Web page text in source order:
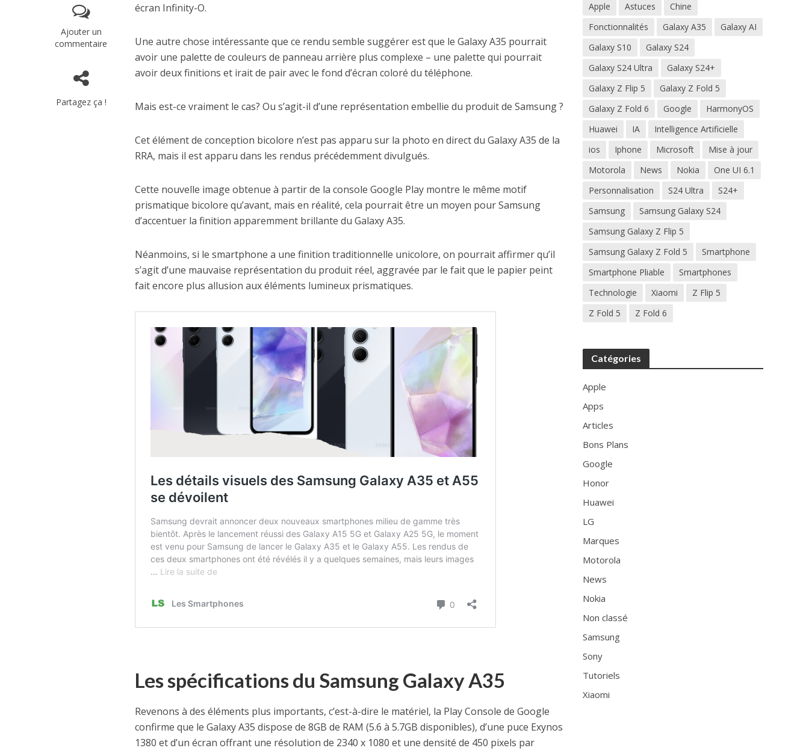
Ajouter un
commentaire
Partagez ça !
écran Infinity-O.
Une autre chose intéressante que ce rendu semble suggérer est que le Galaxy A35 pourrait
avoir une palette de couleurs de panneau arrière plus complexe – une palette qui pourrait
avoir deux finitions et irait de pair avec le fond d’écran coloré du téléphone.
Mais est-ce vraiment le cas? Ou s’agit-il d’une représentation embellie du produit de Samsung ?
Cet élément de conception bicolore n’est pas apparu sur la photo en direct du Galaxy A35 de la
RRA, mais il est apparu dans les rendus précédemment divulgués.
Cette nouvelle image obtenue à partir de la console Google Play montre le même motif
prismatique bicolore qu’avant, mais en réalité, cela pourrait être un moyen pour Samsung
d’accentuer la finition apparemment brillante du Galaxy A35.
Néanmoins, si le smartphone a une finition traditionnelle unicolore, on pourrait affirmer qu’il
s’agit d’une mauvaise représentation du produit réel, aggravée par le fait que le papier peint
fait encore plus allusion aux éléments lumineux prismatiques.
Les spécifications du Samsung Galaxy A35
Revenons à des éléments plus importants, c’est-à-dire le matériel, la Play Console de Google
confirme que le Galaxy A35 dispose de 8GB de RAM (5.6 à 5.7GB disponibles), d’une puce Exynos
1380 et d’un écran offrant une résolution de 2340 x 1080 et une densité de 450 pixels par
Apple
Astuces
Chine
Fonctionnalités
Galaxy A35
Galaxy AI
Galaxy S10
Galaxy S24
Galaxy S24 Ultra
Galaxy S24+
Galaxy Z Flip 5
Galaxy Z Fold 5
Galaxy Z Fold 6
Google
HarmonyOS
Huawei
IA
Intelligence Artificielle
ios
Iphone Microsoft
Mise à jour
Motorola
News Nokia
One UI 6.1
Personnalisation
S24 Ultra
S24+
Samsung
Samsung Galaxy S24
Samsung Galaxy Z Flip 5
Samsung Galaxy Z Fold 5
Smartphone
Smartphone Pliable
Smartphones
Technologie
Xiaomi
Z Flip 5
Z Fold 5
Z Fold 6
Catégories
Apple
Apps
Articles
Bons Plans
Google
Honor
Huawei
LG
Marques
Motorola
News
Nokia
Non classé
Samsung
Sony
Tutoriels
Xiaomi